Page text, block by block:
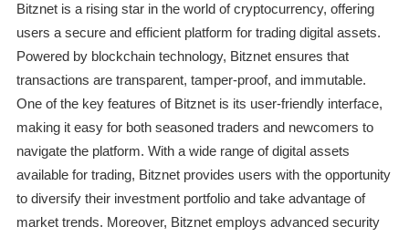
Bitznet is a rising star in the world of cryptocurrency, offering
users a secure and efficient platform for trading digital assets.
Powered by blockchain technology, Bitznet ensures that
transactions are transparent, tamper-proof, and immutable.
One of the key features of Bitznet is its user-friendly interface,
making it easy for both seasoned traders and newcomers to
navigate the platform. With a wide range of digital assets
available for trading, Bitznet provides users with the opportunity
to diversify their investment portfolio and take advantage of
market trends. Moreover, Bitznet employs advanced security